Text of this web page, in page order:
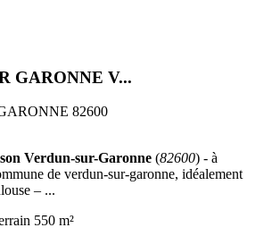
GARONNE V...
82600
Verdun-sur-Garonne (82600) - à
de verdun-sur-garonne, idéalement
– ...
550 m²